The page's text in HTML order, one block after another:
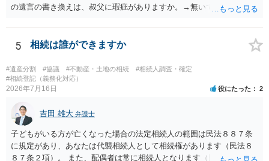
の遺言の書き換えは、叔父に瑕疵がありますか。→無いです。 ・分割
ますか。 →本人が自由に決められますので、どこが妥当とは言えない
です。客観的な基準もありません。 ・できれば穏やかに、分割を拒否
することはできますか。 →分割を拒否するということは、遺産はいら
ないということでしょうか。遺言で、受取を指定されててもいらない
と拒否することはできます。理由を説明する必要はありません。
5 相続は誰ができますか
#遺産分割 #協議 #不動産・土地の相続
#相続人調査・確定
#相続登記（義務化対応）
2026年7月16日 役にたった 2
吉田 雄大 弁護士
子どもがいる方が亡くなった場合の法定相続人の範囲は民法８８７条
に規定があり、あなたは代襲相続人として相続権があります（民法８
８７条２項）。 また、配偶者は常に相続人となります（民法８９０